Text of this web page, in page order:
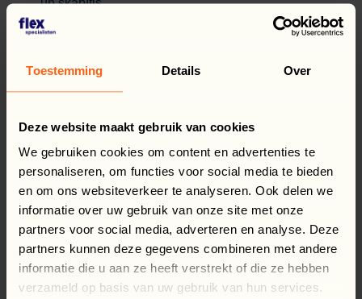
Toestemming Details Over
Deze website maakt gebruik van cookies
We gebruiken cookies om content en advertenties te
personaliseren, om functies voor social media te bieden
en om ons websiteverkeer te analyseren. Ook delen we
informatie over uw gebruik van onze site met onze
partners voor social media, adverteren en analyse. Deze
partners kunnen deze gegevens combineren met andere
informatie die u aan ze heeft verstrekt of die ze hebben
verzameld op basis van uw gebruik van hun services.
un skapītis
Vai atradāt darbu? REĢISTRĒTIES!